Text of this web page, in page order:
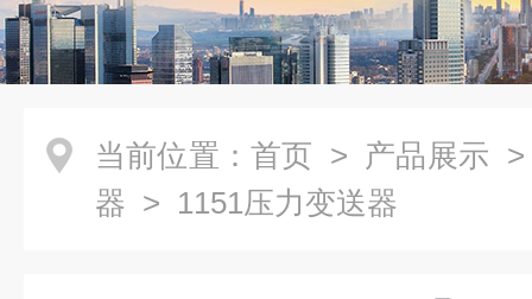
当前位置： 首页 > 产品展示
器 > 1151压力变送器